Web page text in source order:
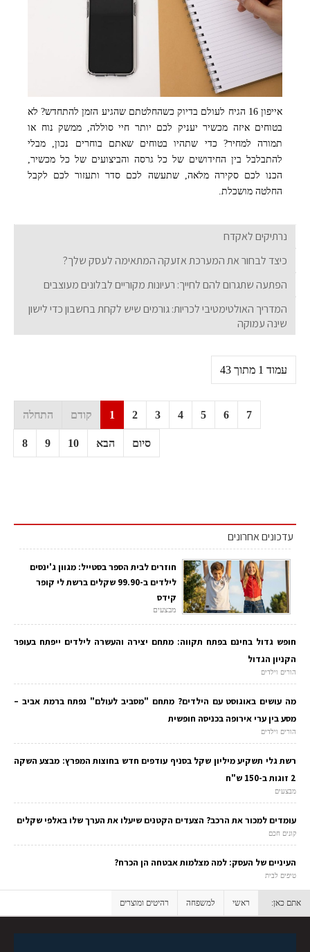
קרדיט ל Mike Murray באתר PEXELS
אייפון 16 הגיח לעולם בדיוק כשהחלטתם שהגיע הזמן להתחדש? לא
בטוחים איזה מכשיר יעניק לכם יותר חיי סוללה, ממשק נוח או
תמורה למחיר? כדי שתהיו בטוחים שאתם בוחרים נכון, מבלי
להתבלבל בין החידושים של כל גרסה והביצועים של כל מכשיר,
הכנו לכם סקירה מלאה, שתעשה לכם סדר ותעזור לכם לקבל
החלטה מושכלת.
נרתיקים לאקדח
כיצד לבחור את המערכת אזעקה המתאימה לעסק שלך?
הפתעה שתגרום להם לחייך: רעיונות מקוריים לבלונים מעוצבים
המדריך האולטימטיבי לכריות: גורמים שיש לקחת בחשבון כדי לישון
שינה עמוקה
עמוד 1 מתוך 43
התחלה קודם 1 2 3 4 5 6 7
8 9 10 הבא סיום
עדכונים אחרונים
חוזרים לבית הספר בסטייל: מגוון ג'ינסים
לילדים ב-99.90 שקלים ברשת לי קופר
קידס
מבצעים
חופש גדול בחינם בפתח תקווה: מתחם יצירה והעשרה לילדים ייפתח בעופר
הקניון הגדול
הורים וילדים
מה עושים באוגוסט עם הילדים? מתחם "מסביב לעולם" נפתח ברמת אביב –
מסע בין ערי אירופה בכניסה חופשית
הורים וילדים
רשת גלי תשקיע מיליון שקל בסניף עודפים חדש בחוצות המפרץ: מבצע השקה
2 זוגות ב-150 ש"ח
מבצעים
עומדים למכור את הרכב? הצעדים הקטנים שיעלו את הערך שלו באלפי שקלים
קונים חכם
העיניים של העסק: למה מצלמות אבטחה הן הכרח?
טיפים לבית
אתם כאן: ראשי למשפחה רהיטים ומוצרים